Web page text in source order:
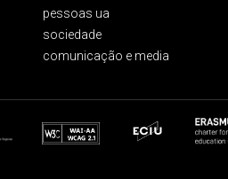
pessoas ua
sociedade
comunicação e media